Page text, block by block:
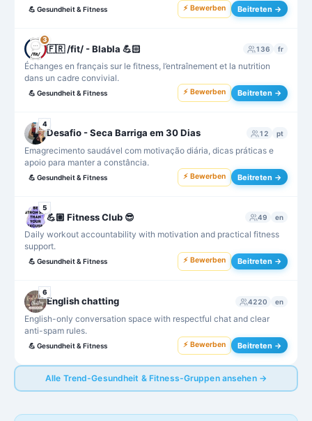
💪 Gesundheit & Fitness ⚡ Bewerben Beitreten →
3
🇫🇷 /fit/ - Blabla 💪🏻 136 fr
Échanges en français sur le fitness, l’entraînement et la nutrition
dans un cadre convivial.
💪 Gesundheit & Fitness ⚡ Bewerben Beitreten →
4
Desafio - Seca Barriga em 30 Dias 12 pt
Emagrecimento saudável com motivação diária, dicas práticas e
apoio para manter a constância.
💪 Gesundheit & Fitness ⚡ Bewerben Beitreten →
5
💪🏼 Fitness Club 😎 49 en
Daily workout accountability with motivation and practical fitness
support.
💪 Gesundheit & Fitness ⚡ Bewerben Beitreten →
6
English chatting 4220 en
English-only conversation space with respectful chat and clear
anti-spam rules.
💪 Gesundheit & Fitness ⚡ Bewerben Beitreten →
Alle Trend-Gesundheit & Fitness-Gruppen ansehen →